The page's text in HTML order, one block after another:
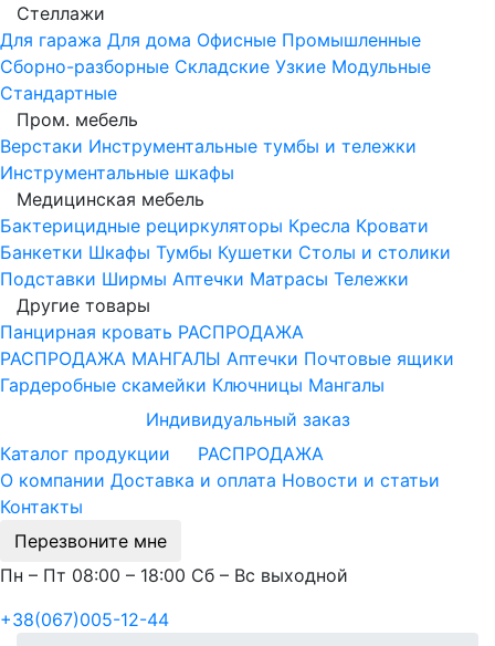
Стеллажи
Для гаража Для дома Офисные Промышленные
Сборно-разборные Складские Узкие Модульные
Стандартные
Пром. мебель
Верстаки Инструментальные тумбы и тележки
Инструментальные шкафы
Медицинская мебель
Бактерицидные рециркуляторы Кресла Кровати
Банкетки Шкафы Тумбы Кушетки Столы и столики
Подставки Ширмы Аптечки Матрасы Тележки
Другие товары
Панцирная кровать РАСПРОДАЖА
РАСПРОДАЖА МАНГАЛЫ Аптечки Почтовые ящики
Гардеробные скамейки Ключницы Мангалы
Индивидуальный заказ
Каталог продукции
РАСПРОДАЖА
О компании Доставка и оплата Новости и статьи
Контакты
Перезвоните мне
Пн – Пт 08:00 – 18:00 Сб – Вс выходной
+38(067)005-12-44